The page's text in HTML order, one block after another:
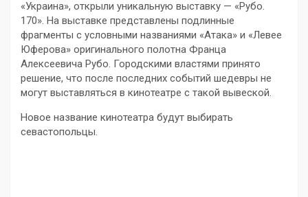
«Украина», открыли уникальную выставку — «Рубо.
170». На выставке представлены подлинные
фрагменты с условными названиями «Атака» и «Левее
Юферова» оригинального полотна Франца
Алексеевича Рубо. Городскими властями принято
решение, что после последних событий шедевры не
могут выставляться в кинотеатре с такой вывеской.
Новое название кинотеатра будут выбирать
севастопольцы.